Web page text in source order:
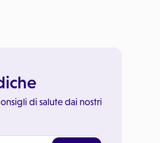
di salute dai nostri